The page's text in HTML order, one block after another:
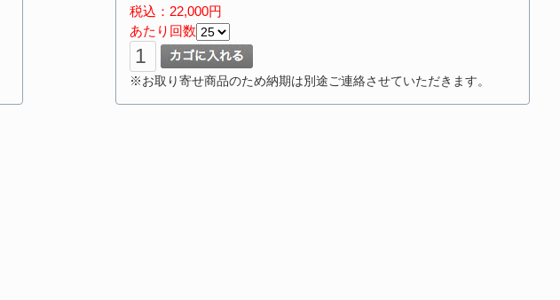
税込：22,000円
あたり回数
※お取り寄せ商品のため納期は別途ご連絡させていただきます。